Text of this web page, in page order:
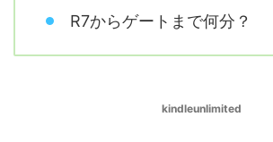
R7からゲートまで何分？
kindleunlimited